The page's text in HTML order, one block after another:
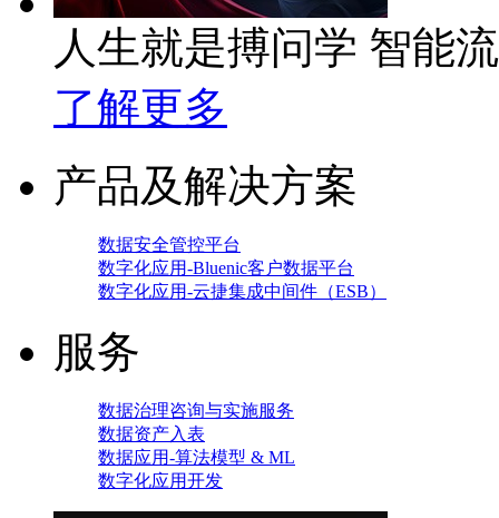
人生就是搏问学 智能
了解更多
产品及解决方案
数据安全管控平台
数字化应用-Bluenic客户数据平台
数字化应用-云捷集成中间件（ESB）
服务
数据治理咨询与实施服务
数据资产入表
数据应用-算法模型 & ML
数字化应用开发